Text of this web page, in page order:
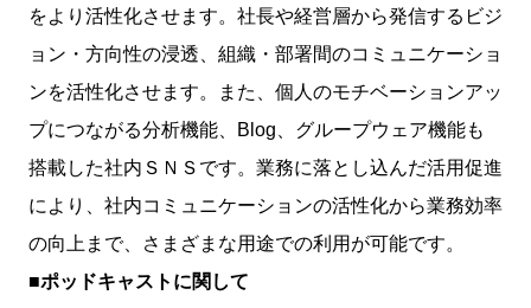
をより活性化させます。社長や経営層から発信するビジ
ョン・方向性の浸透、組織・部署間のコミュニケーショ
ンを活性化させます。また、個人のモチベーションアッ
プにつながる分析機能、Blog、グループウェア機能も
搭載した社内ＳＮＳです。業務に落とし込んだ活用促進
により、社内コミュニケーションの活性化から業務効率
の向上まで、さまざまな用途での利用が可能です。
■ポッドキャストに関して